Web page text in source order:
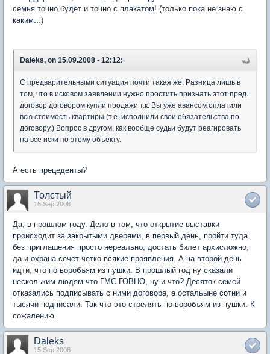
семья точно будет и точно с плакатом! (только пока не знаю с
каким...)
Daleks, on 15.09.2008 - 12:12:
C предварительными ситуация почти такая же. Разница лишь в
том, что в исковом заявлении нужно простить признать этот пред.
договор договором купли продажи т.к. Вы уже авансом оплатили
всю стоимость квартиры (т.е. исполнили свои обязательства по
договору.) Вопрос в другом, как вообще судьи будут реагировать
на все иски по этому объекту.
А есть прецеденты?
Толстый
15 Sep 2008
Да, в прошлом году. Дело в том, что открытие выставки
происходит за закрытыми дверями, в первый день, пройти туда
без приглашения просто нереально, достать билет архисложно,
да и охрана сечет четко всякие проявления. А на второй день
идти, что по воробъям из пушки. В прошлый год ну сказали
нескольким людям что ГМС ГОВНО, ну и что? Десяток семей
отказались подписывать с ними договора, а остальыне сотни и
тысячи подписали. Так что это стрелять по воробъям из пушки. К
сожалению.
Daleks
15 Sep 2008